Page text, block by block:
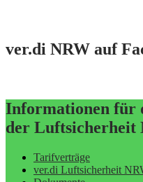
ver.di NRW auf
Informationen für
der Luftsicherheit
Tarifverträge
ver.di Luftsicherheit